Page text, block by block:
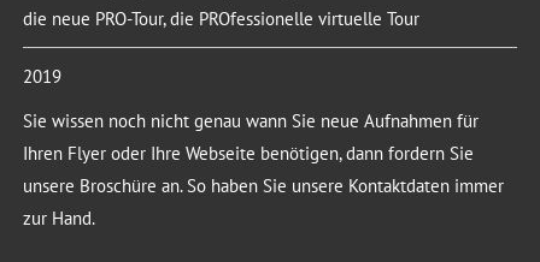
die neue PRO-Tour, die PROfessionelle virtuelle Tour
2019
Sie wissen noch nicht genau wann Sie neue Aufnahmen für
Ihren Flyer oder Ihre Webseite benötigen, dann fordern Sie
unsere Broschüre an. So haben Sie unsere Kontaktdaten immer
zur Hand.